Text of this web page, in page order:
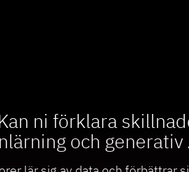
ni förklara
och generativ